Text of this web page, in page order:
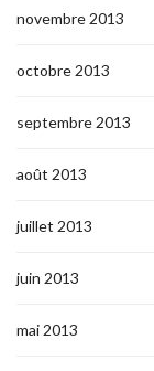
novembre 2013
octobre 2013
septembre 2013
août 2013
juillet 2013
juin 2013
mai 2013